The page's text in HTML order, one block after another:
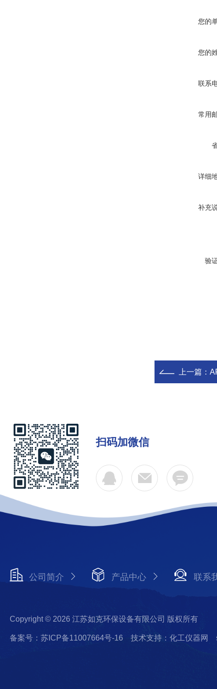
您的
您的
联系
常用
详细
补充
验
上一篇：
扫码加微信
公司简介 产品中心 联系
Copyright © 2026 江苏如克环保设备有限公司 版权所有
备案号：苏ICP备11007664号-16 技术支持：化工仪器网